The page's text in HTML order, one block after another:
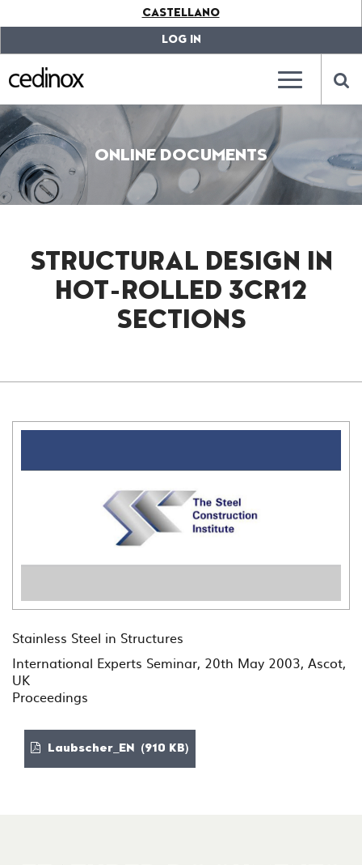
label.access.jump.content???
???
label.access.jump.header???
label.access.jump.footer???
???
label.access.jump.menu???
CASTELLANO
LOG IN
???
???
ONLINE DOCUMENTS
STRUCTURAL DESIGN IN
HOT-ROLLED 3CR12
SECTIONS
Stainless Steel in Structures
International Experts Seminar, 20th May 2003, Ascot,
UK
Proceedings
Laubscher_EN (910 KB)